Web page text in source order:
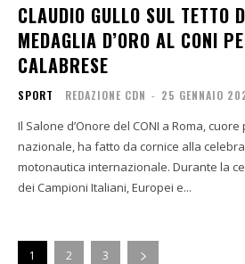
CLAUDIO GULLO SUL TETTO
MEDAGLIA D’ORO AL CONI
CALABRESE
SPORT REDAZIONE CDN - 25 GENNAIO
Il Salone d’Onore del CONI a Roma,
nazionale, ha fatto da cornice alla
motonautica internazionale. Durante la
dei Campioni Italiani, Europei e...
1 2 3